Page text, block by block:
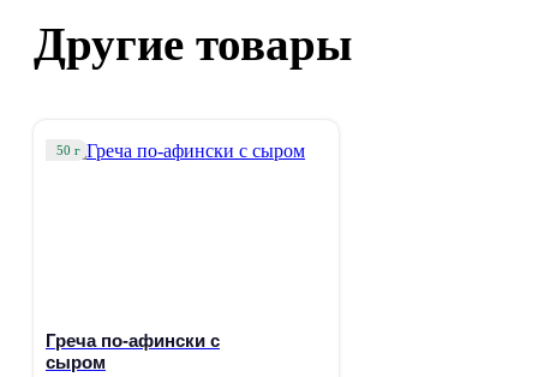
Другие товары
50 г
Греча по-афински с
сыром